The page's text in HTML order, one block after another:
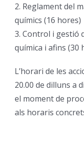
2. Reglament del
químics (16 hores)
3. Control i gestió
química i afins (30
L’horari de les
20.00 de dilluns a
el moment de
als horaris